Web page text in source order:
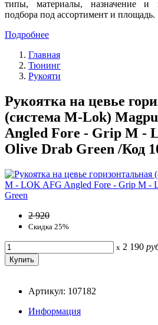
типы, материалы, назначение и
подбора под ассортимент и площадь.
Подробнее
Главная
Тюнинг
Рукояти
Рукоятка на цевье
(система M-Lok)
Angled Fore - Grip M -
Olive Drab Green /Код
2 920
Скидка 25%
x 2 190
Артикул: 107182
Информация